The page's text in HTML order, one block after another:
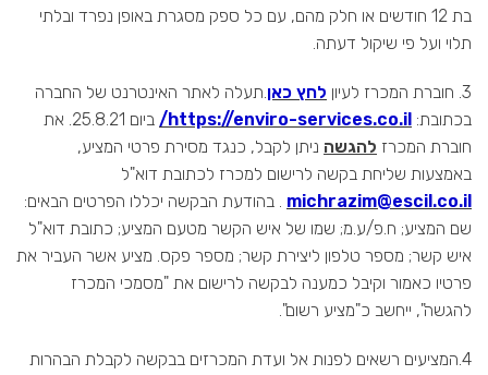
בת 12 חודשים או חלק מהם, עם כל ספק מסגרת באופן נפרד ובלתי
תלוי ועל פי שיקול דעתה.
3. חוברת המכרז לעיון לחץ כאן.תעלה לאתר האינטרנט של החברה
בכתובת: https://enviro-services.co.il/
ביום 25.8.21. את
חוברת המכרז להגשה ניתן לקבל, כנגד מסירת פרטי המציע,
באמצעות שליחת בקשה לרישום למכרז לכתובת דוא"ל
michrazim@escil.co.il . בהודעת הבקשה יכללו הפרטים הבאים:
שם המציע; ח.פ/ע.מ; שמו של איש הקשר מטעם המציע; כתובת דוא"ל
איש קשר; מספר טלפון ליצירת קשר; מספר פקס. מציע אשר העביר את
פרטיו כאמור וקיבל כמענה לבקשה לרישום את "מסמכי המכרז
להגשה", ייחשב כ"מציע רשום".
4.המציעים רשאים לפנות אל ועדת המכרזים בבקשה לקבלת הבהרות